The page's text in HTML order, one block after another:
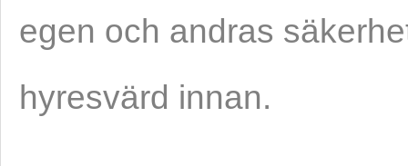
egen och andras
hyresvärd innan.